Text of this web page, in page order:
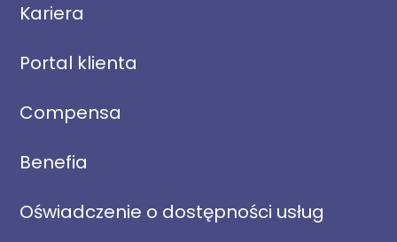
Kariera
Portal klienta
Compensa
Benefia
Oświadczenie o dostępności usług